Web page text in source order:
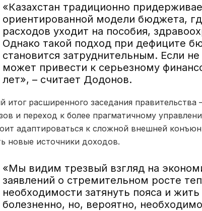
«Казахстан традиционно
ориентированной модели бюджета,
расходов уходит на пособия,
Однако такой подход при дефиците
становится затруднительным. Если
может привести к серьезному
лет», – считает Додонов.
итог расширенного заседания
и переход к более прагматичному
адаптироваться к сложной внешней
новые источники доходов.
«Мы видим трезвый взгляд на
заявлений о стремительном росте
необходимости затянуть пояса и
болезненно, но, вероятно,